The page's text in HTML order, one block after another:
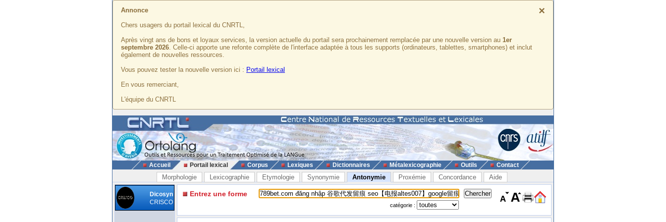
×
Annonce
Chers usagers du portail lexical du CNRTL,
Après vingt ans de bons et loyaux services, la version actuelle du portail sera prochainement remplacée par une nouvelle version au 1er
septembre 2026. Celle-ci apporte une refonte complète de l'interface adaptée à tous les supports (ordinateurs, tablettes, smartphones) et inclut
également de nouvelles ressources.
Vous pouvez tester la nouvelle version ici : Portail lexical
En vous remerciant,
L'équipe du CNRTL
Accueil Portail lexical Corpus Lexiques Dictionnaires Métalexicographie Outils Contact
Morphologie Lexicographie Etymologie Synonymie Antonymie Proxémie Concordance Aide
Dicosyn
CRISCO
Entrez une forme
catégorie :